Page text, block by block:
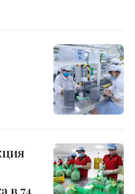
в 74